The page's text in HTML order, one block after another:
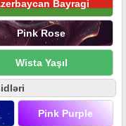
Bayragi
Pink Rose
Wista Yaşıl
Pink Purple